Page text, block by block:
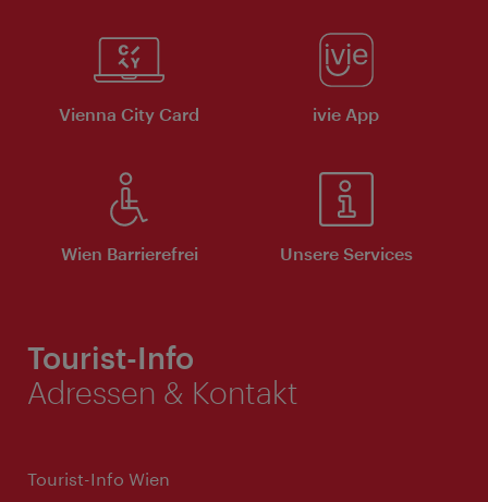
Vienna City Card ivie App
Wien Barrierefrei Unsere Services
Tourist-Info
Adressen & Kontakt
Tourist-Info Wien